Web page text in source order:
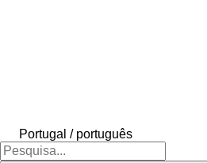
Portugal / português